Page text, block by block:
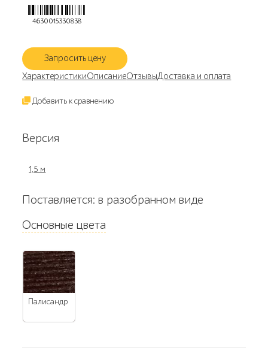
4630015330838
Запросить цену
ХарактеристикиОписаниеОтзывыДоставка и оплата
Добавить к сравнению
Версия
1,5 м
Поставляется: в разобранном виде
Основные цвета
палисандр